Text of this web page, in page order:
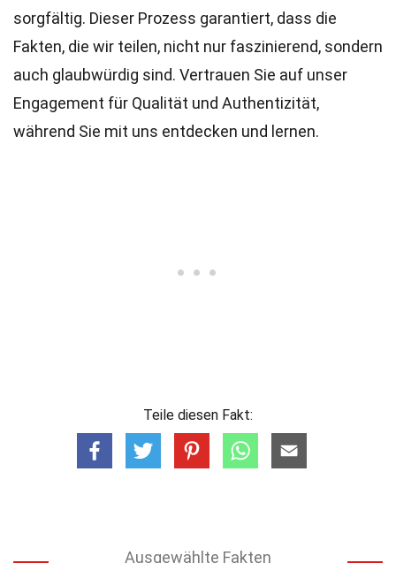
sorgfältig. Dieser Prozess garantiert, dass die
Fakten, die wir teilen, nicht nur faszinierend, sondern
auch glaubwürdig sind. Vertrauen Sie auf unser
Engagement für Qualität und Authentizität,
während Sie mit uns entdecken und lernen.
Teile diesen Fakt:
Ausgewählte Fakten